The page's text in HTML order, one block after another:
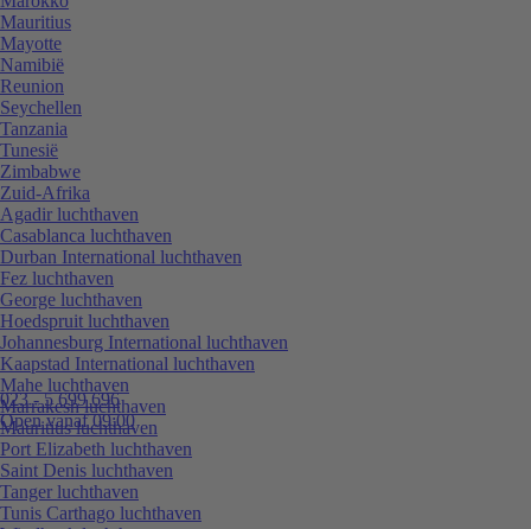
023 - 5 699 696
Open vanaf 09:00
Mauritius
Mayotte
Namibië
Reunion
Seychellen
Tanzania
Tunesië
Zimbabwe
Zuid-Afrika
Agadir luchthaven
Casablanca luchthaven
Durban International luchthaven
Fez luchthaven
George luchthaven
Hoedspruit luchthaven
Johannesburg International luchthaven
Kaapstad International luchthaven
Mahe luchthaven
Marrakesh luchthaven
Mauritius luchthaven
Port Elizabeth luchthaven
Saint Denis luchthaven
Tanger luchthaven
Tunis Carthago luchthaven